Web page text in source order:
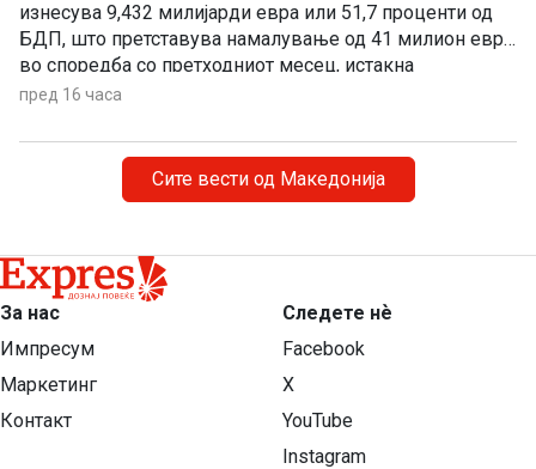
изнесува 9,432 милијарди евра или 51,7 проценти од
БДП, што претставува намалување од 41 милион евра
во споредба со претходниот месец, истакна
пратеникот на ВМРО-ДПМНЕ Сергеј Попов на
пред 16 часа
Сите вести од Македонија
За нас
Импресум
Маркетинг
Контакт
Следете нѐ
Facebook
X
YouTube
Instagram